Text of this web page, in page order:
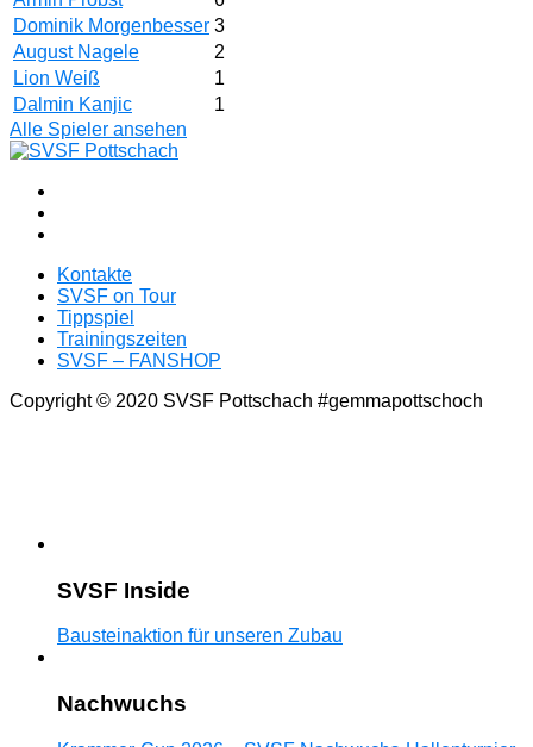
Dominik Morgenbesser 3
August Nagele
2
Lion Weiß
1
Dalmin Kanjic
1
Alle Spieler ansehen
Kontakte
SVSF on Tour
Tippspiel
Trainingszeiten
SVSF – FANSHOP
Copyright © 2020 SVSF Pottschach #gemmapottschoch
SVSF Inside
Bausteinaktion für unseren Zubau
Nachwuchs